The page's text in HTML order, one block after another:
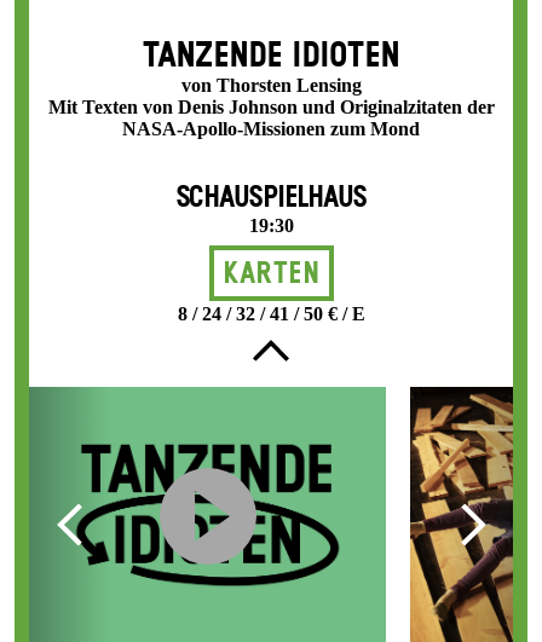
TANZENDE IDIOTEN
von Thorsten Lensing
Mit Texten von Denis Johnson und Originalzitaten der
NASA-Apollo-Missionen zum Mond
SCHAUSPIELHAUS
19:30
Karten
8 / 24 / 32 / 41 / 50 € / E